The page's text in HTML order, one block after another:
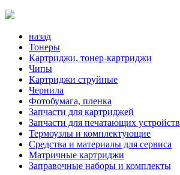
назад
Тонеры
Картриджи, тонер-картриджи
Чипы
Картриджи струйные
Чернила
Фотобумага, пленка
Запчасти для картриджей
Запчасти для печатающих устройств
Термоузлы и комплектующие
Средства и материалы для сервиса
Матричные картриджи
Заправочные наборы и комплекты